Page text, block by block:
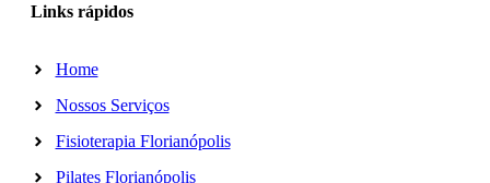
Links rápidos
Home
Nossos Serviços
Fisioterapia Florianópolis
Pilates Florianópolis